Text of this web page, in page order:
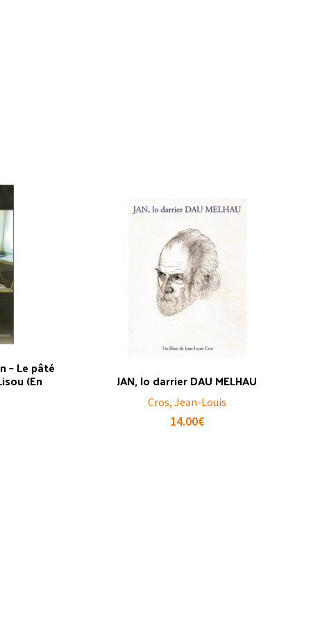
– Le pâté
(En JAN, lo darrier DAU MELHAU
Cros, Jean-Louis
14.00€